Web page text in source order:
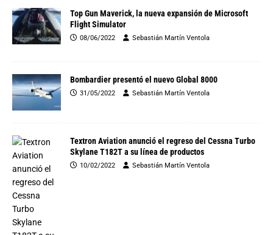
Top Gun Maverick, la nueva expansión de Microsoft
Flight Simulator
08/06/2022 Sebastián Martín Ventola
Bombardier presentó el nuevo Global 8000
31/05/2022 Sebastián Martín Ventola
Textron Aviation anunció el regreso del Cessna Turbo
Skylane T182T a su línea de productos
10/02/2022 Sebastián Martín Ventola